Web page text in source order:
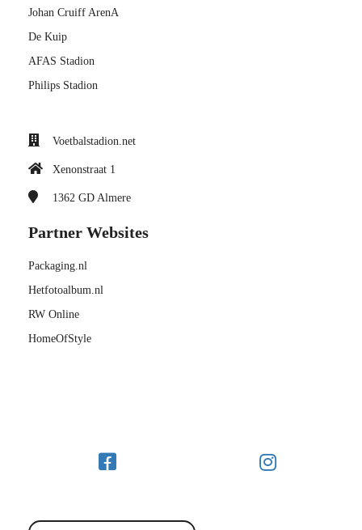
Johan Cruiff ArenA
De Kuip
AFAS Stadion
Philips Stadion
Voetbalstadion.net
Xenonstraat 1
1362 GD Almere
Partner Websites
Packaging.nl
Hetfotoalbum.nl
RW Online
HomeOfStyle